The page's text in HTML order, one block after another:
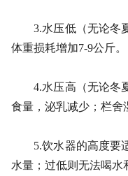
3.水压低（无论冬
体重损耗增加7-9公斤。
4.水压高（无论冬
食量，泌乳减少；栏舍
5.饮水器的高度要
水量；过低则无法喝水